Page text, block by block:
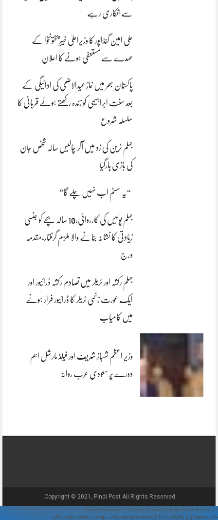
سے انکاری رہے
علی امین گنڈاپور کا وزیراعلیٰ خیبرپختونخوا کے
عہدے سے مستعفی ہونے کا اعلان
پاکستان بھر میں نمازِ عیدالاضحی کی ادائیگی کے
بعد سنتِ ابراہیمی کو زندہ رکھتے ہوئے قربانی کا
سلسلہ شروع
جہلم ٹرین کی زد میں آکر چالیس سالہ شخص جان
کی بازی ہارگیا
“یہ سسٹم اب نہیں چلے گا”
جہلم پولیس کی کارروائی،10 سالہ بچے کو جنسی
زیادتی کا نشانہ بنانے والا ملزم گرفتار،مقدمہ
درج
جہلم رکشہ اور ٹریلر میں تصادم رکشہ ڈرائیور اور
ایک عورت زخمی ٹریلر کا ڈرائیور فرار ہونے
میں کامیاب
وزیر اعظم شہباز شریف اور فیلڈ مارشل اہم
دورے پر سعودی عرب روانہ
Copyright © 2021, Pindi Post All Rights Reserved.
// Show Author Image with Author Name in UrduPaper Theme function
urdu_paper_author_image_with_name($content) { if (is_single()) { $author_id =